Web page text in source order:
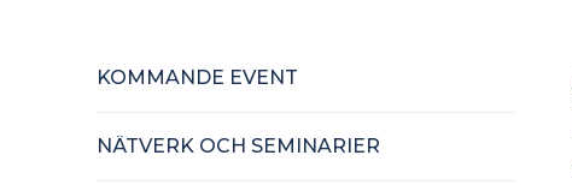
KOMMANDE EVENT
NÄTVERK OCH SEMINARIER